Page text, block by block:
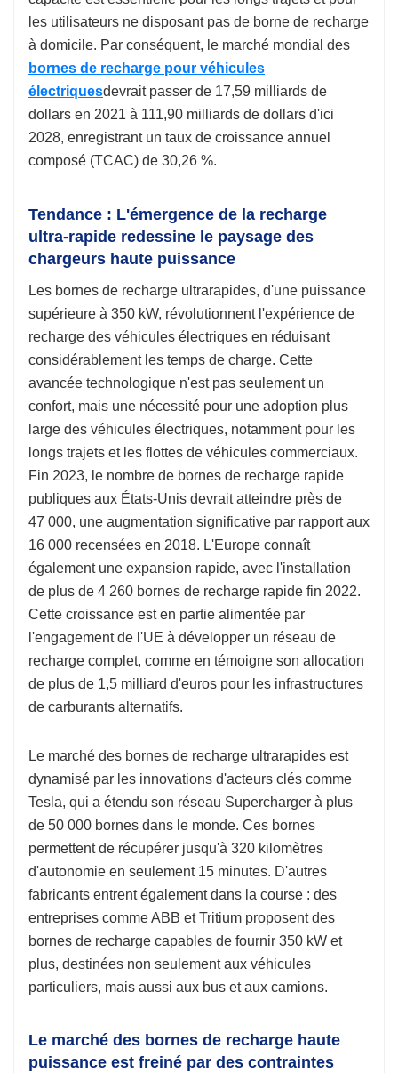
les utilisateurs ne disposant pas de borne de recharge
à domicile. Par conséquent, le marché mondial des
bornes de recharge pour véhicules
électriquesdevrait passer de 17,59 milliards de
dollars en 2021 à 111,90 milliards de dollars d'ici
2028, enregistrant un taux de croissance annuel
composé (TCAC) de 30,26 %.
Tendance : L'émergence de la recharge
ultra-rapide redessine le paysage des
chargeurs haute puissance
Les bornes de recharge ultrarapides, d'une puissance
supérieure à 350 kW, révolutionnent l'expérience de
recharge des véhicules électriques en réduisant
considérablement les temps de charge. Cette
avancée technologique n'est pas seulement un
confort, mais une nécessité pour une adoption plus
large des véhicules électriques, notamment pour les
longs trajets et les flottes de véhicules commerciaux.
Fin 2023, le nombre de bornes de recharge rapide
publiques aux États-Unis devrait atteindre près de
47 000, une augmentation significative par rapport aux
16 000 recensées en 2018. L'Europe connaît
également une expansion rapide, avec l'installation
de plus de 4 260 bornes de recharge rapide fin 2022.
Cette croissance est en partie alimentée par
l'engagement de l'UE à développer un réseau de
recharge complet, comme en témoigne son allocation
de plus de 1,5 milliard d'euros pour les infrastructures
de carburants alternatifs.
Le marché des bornes de recharge ultrarapides est
dynamisé par les innovations d'acteurs clés comme
Tesla, qui a étendu son réseau Supercharger à plus
de 50 000 bornes dans le monde. Ces bornes
permettent de récupérer jusqu'à 320 kilomètres
d'autonomie en seulement 15 minutes. D'autres
fabricants entrent également dans la course : des
entreprises comme ABB et Tritium proposent des
bornes de recharge capables de fournir 350 kW et
plus, destinées non seulement aux véhicules
particuliers, mais aussi aux bus et aux camions.
Le marché des bornes de recharge haute
puissance est freiné par des contraintes